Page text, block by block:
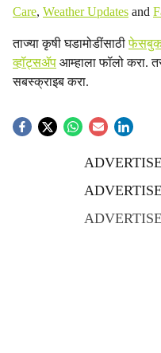
Care, Weather Updates and
ताज्या कृषी घडामोडींसाठी
व्हॉट्सॲप आम्हाला फॉलो करा.
सबस्क्राइब करा.